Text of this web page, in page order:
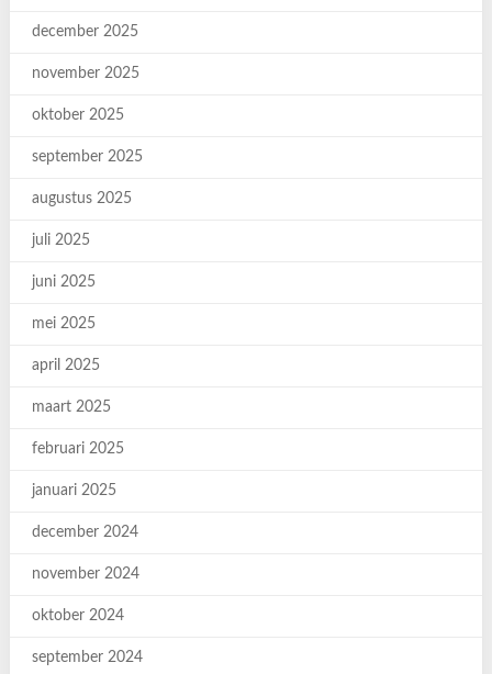
december 2025
november 2025
oktober 2025
september 2025
augustus 2025
juli 2025
juni 2025
mei 2025
april 2025
maart 2025
februari 2025
januari 2025
december 2024
november 2024
oktober 2024
september 2024